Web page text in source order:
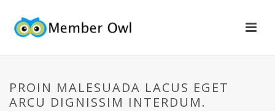
PROIN MALESUADA LACUS EGET
ARCU DIGNISSIM INTERDUM.